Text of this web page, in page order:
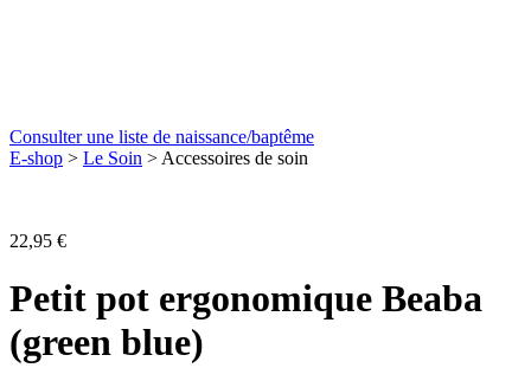
Consulter une liste de naissance/baptême
E-shop > Le Soin > Accessoires de soin
22,95 €
Petit pot ergonomique Beaba
(green blue)